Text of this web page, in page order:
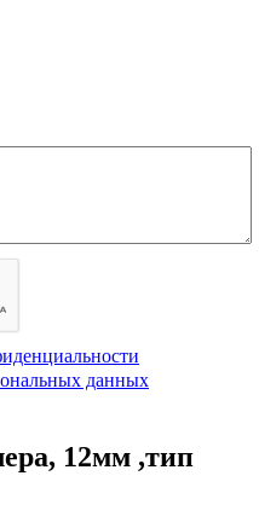
данных
12мм ,тип